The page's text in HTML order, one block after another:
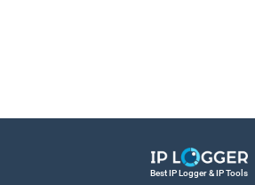
Best IP Logger & IP Tools